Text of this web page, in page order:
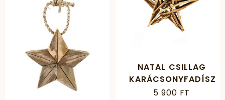
NATAL CSILLAG
KARÁCSONYFADÍSZ
5 900 FT